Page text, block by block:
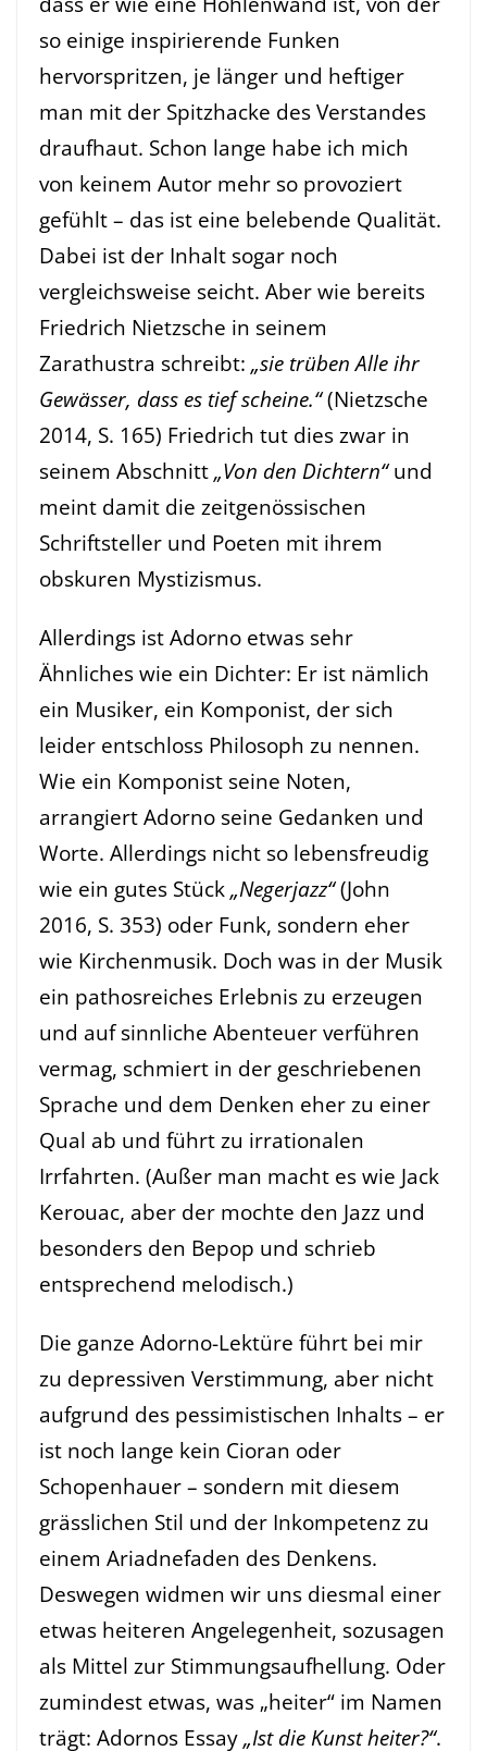
so einige inspirierende Funken
hervorspritzen, je länger und heftiger
man mit der Spitzhacke des Verstandes
draufhaut. Schon lange habe ich mich
von keinem Autor mehr so provoziert
gefühlt – das ist eine belebende Qualität.
Dabei ist der Inhalt sogar noch
vergleichsweise seicht. Aber wie bereits
Friedrich Nietzsche in seinem
Zarathustra schreibt: „sie trüben Alle ihr
Gewässer, dass es tief scheine.“(Nietzsche
2014, S. 165) Friedrich tut dies zwar in
seinem Abschnitt „Von den Dichtern“und
meint damit die zeitgenössischen
Schriftsteller und Poeten mit ihrem
obskuren Mystizismus.
Allerdings ist Adorno etwas sehr
Ähnliches wie ein Dichter: Er ist nämlich
ein Musiker, ein Komponist, der sich
leider entschloss Philosoph zu nennen.
Wie ein Komponist seine Noten,
arrangiert Adorno seine Gedanken und
Worte. Allerdings nicht so lebensfreudig
wie ein gutes Stück „Negerjazz“(John
2016, S. 353) oder Funk, sondern eher
wie Kirchenmusik. Doch was in der Musik
ein pathosreiches Erlebnis zu erzeugen
und auf sinnliche Abenteuer verführen
vermag, schmiert in der geschriebenen
Sprache und dem Denken eher zu einer
Qual ab und führt zu irrationalen
Irrfahrten. (Außer man macht es wie Jack
Kerouac, aber der mochte den Jazz und
besonders den Bepop und schrieb
entsprechend melodisch.)
Die ganze Adorno-Lektüre führt bei mir
zu depressiven Verstimmung, aber nicht
aufgrund des pessimistischen Inhalts – er
ist noch lange kein Cioran oder
Schopenhauer – sondern mit diesem
grässlichen Stil und der Inkompetenz zu
einem Ariadnefaden des Denkens.
Deswegen widmen wir uns diesmal einer
etwas heiteren Angelegenheit, sozusagen
als Mittel zur Stimmungsaufhellung. Oder
zumindest etwas, was „heiter“ im Namen
trägt: Adornos Essay „Ist die Kunst heiter?“.